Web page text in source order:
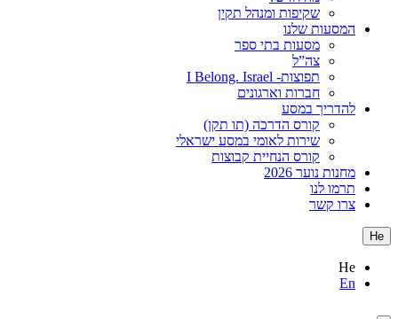
שקיפות ומנהל תקין
המסעות שלנו
מסעות בתי ספר
צה”ל
תפוצות- I Belong. Israel
חברות וארגונים
להדריך במסע
קורס הדרכה (תו תקן)
שירות לאומי במסע ישראלי
קורס הנחיית קבוצות
מחנות נוער 2026
תרמו לנו
צרו קשר
He
He
En